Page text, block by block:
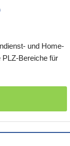
und Home-
PLZ-Bereiche für